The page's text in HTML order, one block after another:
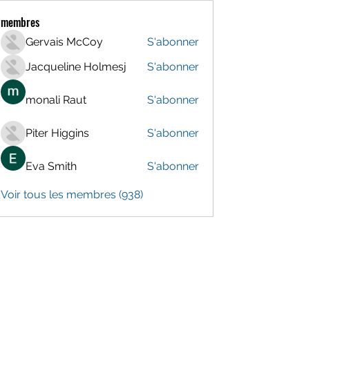
membres
Gervais McCoy
S'abonner
Jacqueline Holmesj
S'abonner
monali Raut S'abonner
Piter Higgins S'abonner
Eva Smith S'abonner
Voir tous les membres (938)